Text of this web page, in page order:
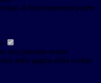
al funzionamento potete
non possono essere
nella pagina della cookie